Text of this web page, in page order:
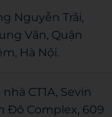
Nguyễn Trãi,
Văn, Quận
Hà Nội.
nhà CT1A, Sevin
Đô Complex, 609